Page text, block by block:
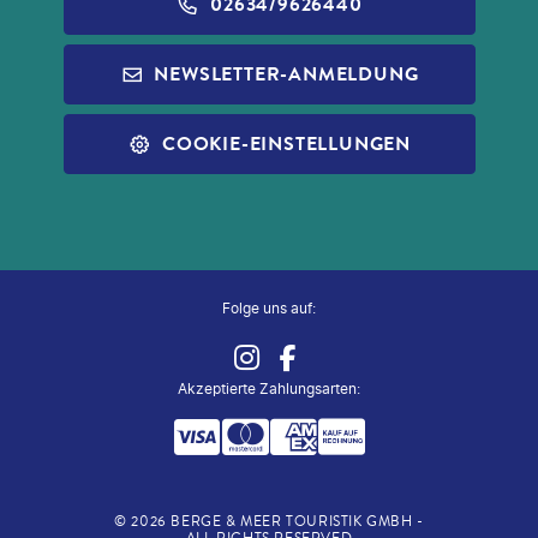
INFOS ZUR PAUSCHALREISE
REISECHECKLISTE
REISEFÜHRER
ALLE SERVICES
ZUG ZUM FLUG
ALDI MUSIC
ALDI NORD
NEWSLETTER-ANMELDUNG
COOKIE-EINSTELLUNGEN
Akzeptierte Zahlungsarten:
Folge uns auf:
©2026 BERGE & MEER TOURISTIK GMBH -